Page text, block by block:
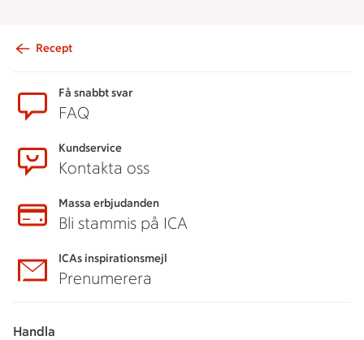
Recept
Få snabbt svar
FAQ
Kundservice
Kontakta oss
Massa erbjudanden
Bli stammis på ICA
ICAs inspirationsmejl
Prenumerera
Handla